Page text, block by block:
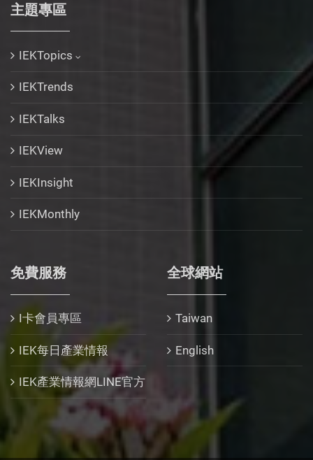
主題專區
IEKTopics
IEKTrends
IEKTalks
IEKView
IEKInsight
IEKMonthly
免費服務
I卡會員專區
IEK每日產業情報
IEK產業情報網LINE官方
全球網站
Taiwan
English